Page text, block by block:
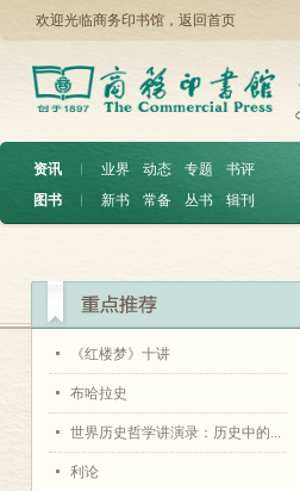
欢迎光临商务印书馆， 返回首页
资讯 ︱ 业界 动态 专题
书评
图书
︱ 新书 常备 丛书 辑刊
《红楼梦》十讲
布哈拉史
世界历史哲学讲演录：历史中的...
利论